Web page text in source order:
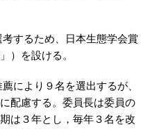
するため、日本生態学会賞
）を設ける。
により９名を選出するが、
配慮する。委員長は委員の
は３年とし，毎年３名を改